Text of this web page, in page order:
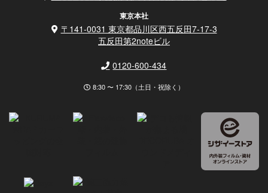
東京本社
〒141-0031 東京都品川区西五反田7-17-3
五反田第2noteビル
0120-600-434
8:30 〜 17:30（土日・祝除く）